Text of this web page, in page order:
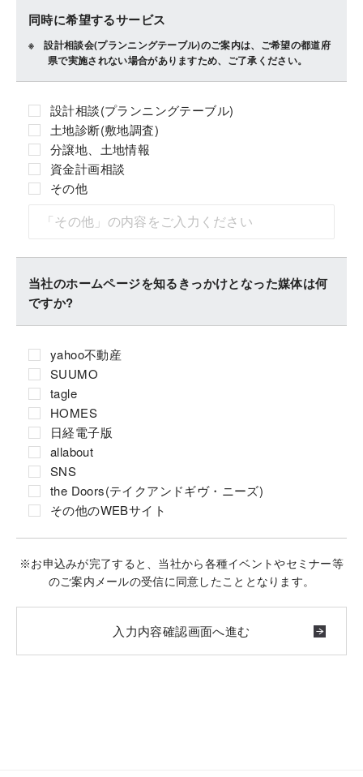
同時に希望するサービス
設計相談会(プランニングテーブル)のご案内は、ご希望の都道府
県で実施されない場合がありますため、ご了承ください。
設計相談(プランニングテーブル)
土地診断(敷地調査)
分譲地、土地情報
資金計画相談
その他
当社のホームページを知るきっかけとなった媒体は何
ですか?
yahoo不動産
SUUMO
tagle
HOMES
日経電子版
allabout
SNS
the Doors(テイクアンドギヴ・ニーズ)
その他のWEBサイト
※お申込みが完了すると、当社から各種イベントやセミナー等
のご案内メールの受信に同意したこととなります。